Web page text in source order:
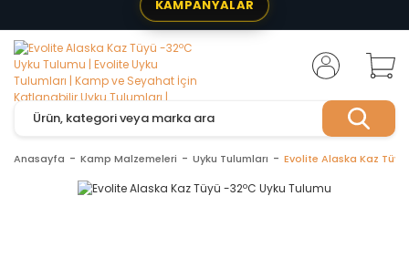
KAMPANYALAR
Anasayfa Kamp Malzemeleri Uyku Tulumları Evolite Alaska Kaz